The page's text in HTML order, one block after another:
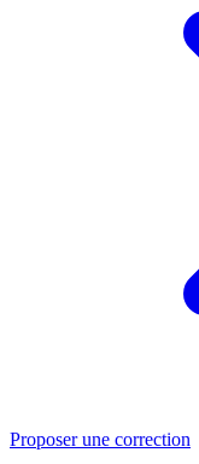
Proposer une correction